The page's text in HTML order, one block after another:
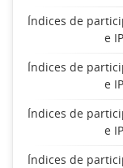
Índices de
e
Índices de
e
Índices de
e
Índices de